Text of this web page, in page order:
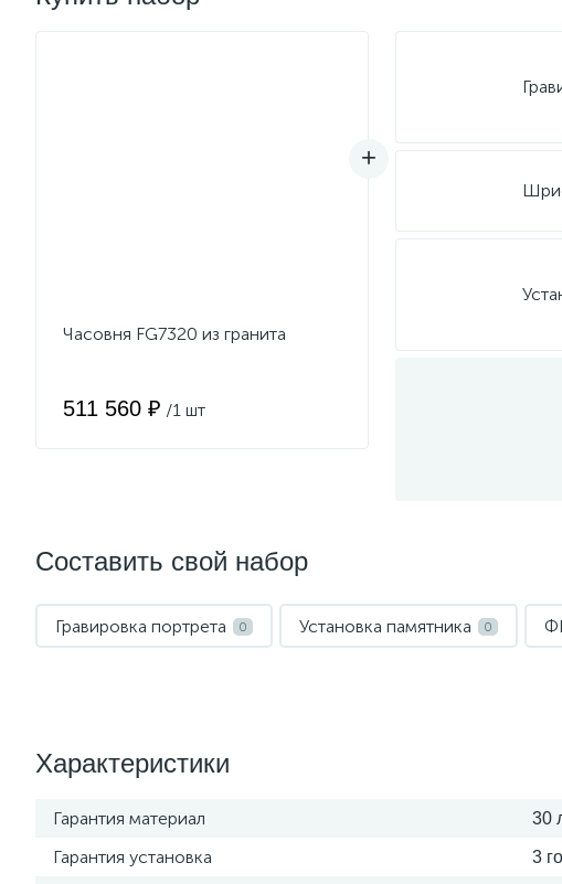
Часовня FG7320 из гранита
511 560 ₽ /1 шт
Составить свой набор
Гравировка портрета 0 Установка памятника 0
Характеристики
Гарантия материал 30
Гарантия установка 3